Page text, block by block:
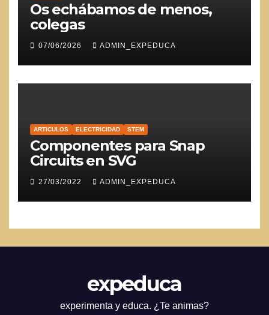
Os echábamos de menos,
colegas
07/06/2026 ADMIN_EXPEDUCA
ARTICULOS ELECTRICIDAD STEM
Componentes para Snap
Circuits en SVG
27/03/2022 ADMIN_EXPEDUCA
expeduca
experimenta y educa. ¿Te animas?